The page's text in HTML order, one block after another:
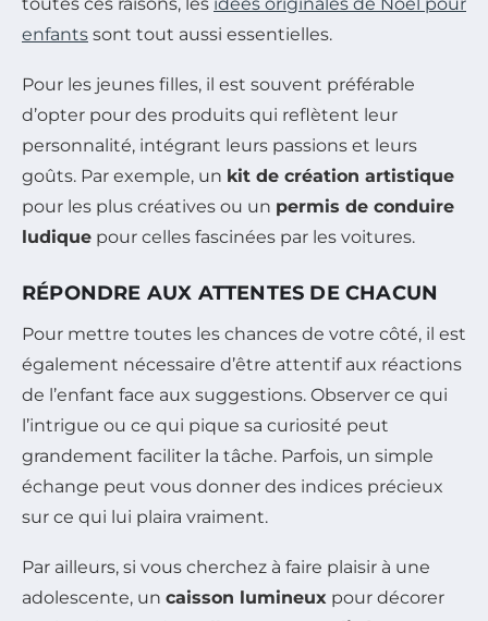
enfants sont tout aussi essentielles.
Pour les jeunes filles, il est souvent préférable
d’opter pour des produits qui reflètent leur
personnalité, intégrant leurs passions et leurs
goûts. Par exemple, un kit de création artistique
pour les plus créatives ou un permis de conduire
ludique pour celles fascinées par les voitures.
RÉPONDRE AUX ATTENTES DE CHACUN
Pour mettre toutes les chances de votre côté, il est
également nécessaire d’être attentif aux réactions
de l’enfant face aux suggestions. Observer ce qui
l’intrigue ou ce qui pique sa curiosité peut
grandement faciliter la tâche. Parfois, un simple
échange peut vous donner des indices précieux
sur ce qui lui plaira vraiment.
Par ailleurs, si vous cherchez à faire plaisir à une
adolescente, un caisson lumineux pour décorer